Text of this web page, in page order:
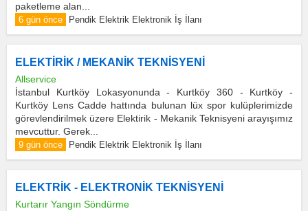
paketleme alan...
6 gün önce Pendik Elektrik Elektronik İş İlanı
ELEKTİRİK / MEKANİK TEKNİSYENİ
Allservice
İstanbul Kurtköy Lokasyonunda - Kurtköy 360 - Kurtköy -
Kurtköy Lens Cadde hattında bulunan lüx spor kulüplerimizde
görevlendirilmek üzere Elektirik - Mekanik Teknisyeni arayışımız
mevcuttur. Gerek...
9 gün önce Pendik Elektrik Elektronik İş İlanı
ELEKTRİK - ELEKTRONİK TEKNİSYENİ
Kurtarır Yangın Söndürme